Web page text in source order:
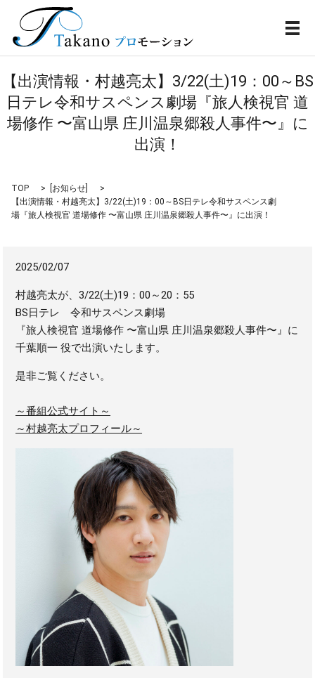
メ
【出演情報・村越亮太】3/22(土)19：00～BS
日テレ令和サスペンス劇場『旅人検視官 道
場修作 〜富山県 庄川温泉郷殺人事件〜』に
出演！
TOP お知らせ
【出演情報・村越亮太】3/22(土)19：00～BS日テレ令和サスペンス劇
場『旅人検視官 道場修作 〜富山県 庄川温泉郷殺人事件〜』に出演！
2025/02/07
村越亮太が、3/22(土)19：00～20：55
BS日テレ 令和サスペンス劇場
『旅人検視官 道場修作 〜富山県 庄川温泉郷殺人事件〜』に
千葉順一 役で出演いたします。
是非ご覧ください。
～番組公式サイト～
～村越亮太プロフィール～